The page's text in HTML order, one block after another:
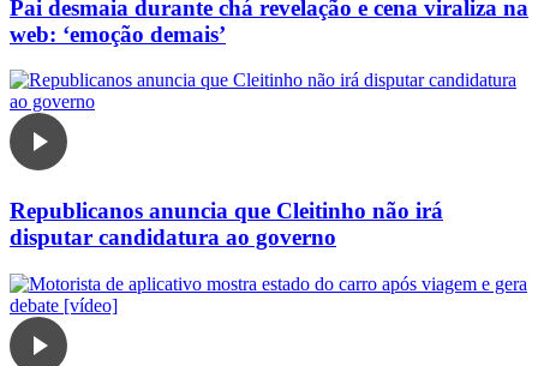
Pai desmaia durante chá revelação e cena viraliza na
web: ‘emoção demais’
Republicanos anuncia que Cleitinho não irá
disputar candidatura ao governo